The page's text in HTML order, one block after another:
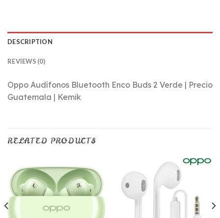
DESCRIPTION
REVIEWS (0)
Oppo Audífonos Bluetooth Enco Buds 2 Verde | Precio
Guatemala | Kemik
RELATED PRODUCTS